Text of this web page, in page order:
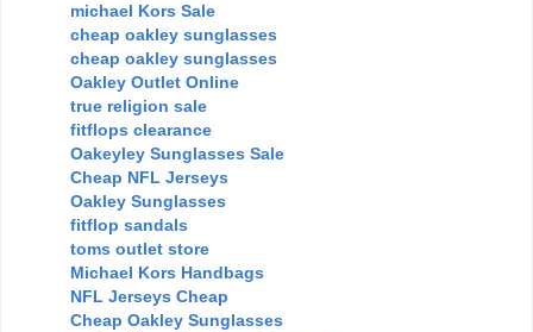
michael Kors Sale
cheap oakley sunglasses
cheap oakley sunglasses
Oakley Outlet Online
true religion sale
fitflops clearance
Oakeyley Sunglasses Sale
Cheap NFL Jerseys
Oakley Sunglasses
fitflop sandals
toms outlet store
Michael Kors Handbags
NFL Jerseys Cheap
Cheap Oakley Sunglasses